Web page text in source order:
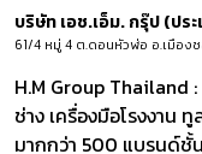
บริษัท เอช.เอ็ม. กรุ๊ป (ปร
61/4 หมู่ 4 ต.ดอนหัวฬ่อ อ.เมือ
H.M Group Thailand
ช่าง เครื่องมือโรงงาน
มากกว่า 500 แบรนด์ชั้